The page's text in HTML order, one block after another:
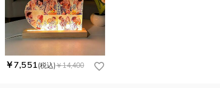
￥7,551(税込)￥14,400